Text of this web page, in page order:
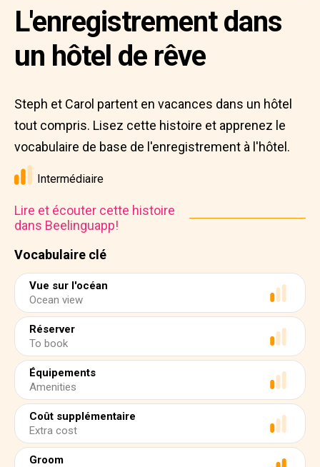
Vocabulaire clé
Vue sur l'océan
Ocean view
Réserver
To book
Équipements
Amenities
Coût supplémentaire
Extra cost
Groom
L'enregistrement dans
un hôtel de rêve
Steph et Carol partent en vacances dans un hôtel
tout compris. Lisez cette histoire et apprenez le
vocabulaire de base de l'enregistrement à l'hôtel.
Intermédiaire
Lire et écouter cette histoire
dans Beelinguapp!